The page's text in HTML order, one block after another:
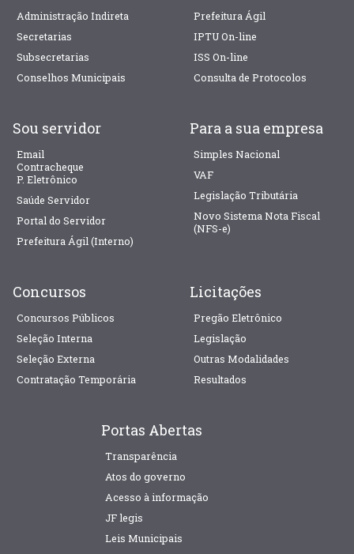
Administração Indireta
Secretarias
Subsecretarias
Conselhos Municipais
Prefeitura Ágil
IPTU On-line
ISS On-line
Consulta de Protocolos
Sou servidor
Email
Contracheque
P. Eletrônico
Saúde Servidor
Portal do Servidor
Prefeitura Ágil (Interno)
Para a sua empresa
Simples Nacional
VAF
Legislação Tributária
Novo Sistema Nota Fiscal
(NFS-e)
Concursos
Concursos Públicos
Seleção Interna
Seleção Externa
Contratação Temporária
Licitações
Pregão Eletrônico
Legislação
Outras Modalidades
Resultados
Portas Abertas
Transparência
Atos do governo
Acesso à informação
JF legis
Leis Municipais